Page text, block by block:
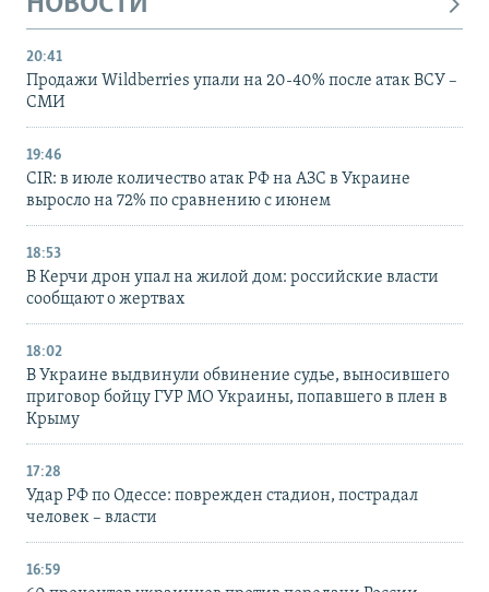
20:41
Продажи Wildberries упали на 20-40% после атак ВСУ –
СМИ
19:46
CIR: в июле количество атак РФ на АЗС в Украине
выросло на 72% по сравнению с июнем
18:53
В Керчи дрон упал на жилой дом: российские власти
сообщают о жертвах
18:02
В Украине выдвинули обвинение судье, выносившего
приговор бойцу ГУР МО Украины, попавшего в плен в
Крыму
17:28
Удар РФ по Одессе: поврежден стадион, пострадал
человек – власти
16:59